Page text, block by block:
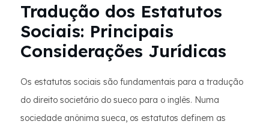
Tradução dos Estatutos
Sociais: Principais
Considerações Jurídicas
Os estatutos sociais são fundamentais para a tradução
do direito societário do sueco para o inglês. Numa
sociedade anônima sueca, os estatutos definem as